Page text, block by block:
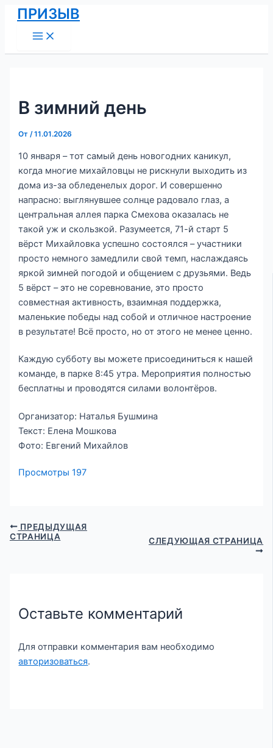
Перейти
содержимому
ПРИЗЫВ
Menu
В зимний день
От/11.01.2026
10 января – тот самый день новогодних каникул,
когда многие михайловцы не рискнули выходить из
дома из-за обледенелых дорог. И совершенно
напрасно: выглянувшее солнце радовало глаз, а
центральная аллея парка Смехова оказалась не
такой уж и скользкой. Разумеется, 71-й старт 5
вёрст Михайловка успешно состоялся – участники
просто немного замедлили свой темп, наслаждаясь
яркой зимней погодой и общением с друзьями. Ведь
5 вёрст – это не соревнование, это просто
совместная активность, взаимная поддержка,
маленькие победы над собой и отличное настроение
в результате! Всё просто, но от этого не менее ценно.
Каждую субботу вы можете присоединиться к нашей
команде, в парке 8:45 утра. Мероприятия полностью
бесплатны и проводятся силами волонтёров.
Организатор: Наталья Бушмина
Текст: Елена Мошкова
Фото: Евгений Михайлов
Просмотры 197
Навигация
по
записям
ПРЕДЫДУЩАЯ
СТРАНИЦА
СЛЕДУЮЩАЯ СТРАНИЦА
Оставьте комментарий
Для отправки комментария вам необходимо
авторизоваться.